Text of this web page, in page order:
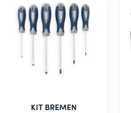
KIT BREMEN